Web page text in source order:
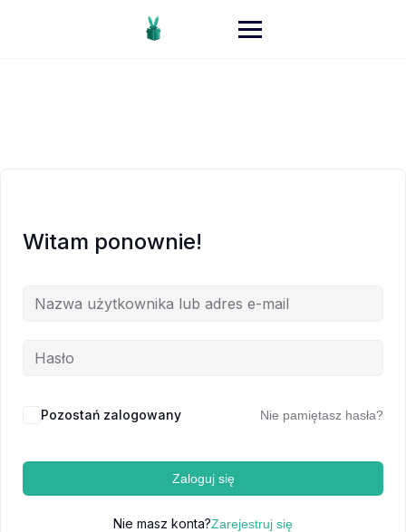
Witam ponownie!
Pozostań zalogowany Nie pamiętasz hasła?
Zaloguj się
Nie masz konta?Zarejestruj się